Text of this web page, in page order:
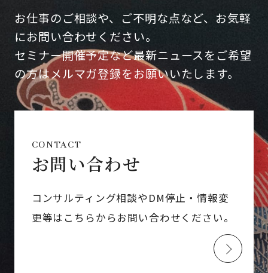
お仕事のご相談や、ご不明な点など、お気軽
にお問い合わせください。
セミナー開催予定など最新ニュースをご希望
の方はメルマガ登録をお願いいたします。
CONTACT
お問い合わせ
コンサルティング相談やDM停止・情報変
更等はこちらからお問い合わせください。